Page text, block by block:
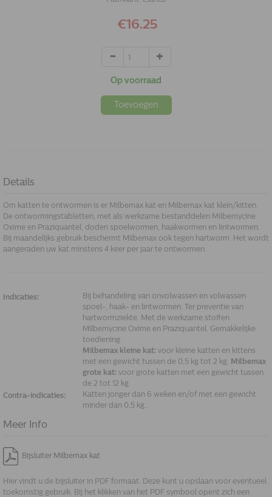
€16.25
Op voorraad
Toevoegen
Details
Om katten te ontwormen is er Milbemax kat en Milbemax kat klein/kitten.
De ontwormingstabletten, met als werkzame bestanddelen Milbemycine
Oxime en Praziquantel, doden spoelwormen, haakwormen en lintwormen.
Bij maandelijks gebruik beschermt Milbemax ook tegen hartworm. Het wordt
aangeraden uw kat minstens 4 keer per jaar te ontwormen.
Indicaties:
Bij behandeling van onvolwassen en volwassen
spoel-, haak- en lintwormen. Ter preventie van
hartwormziekte. Met de werkzame stoffen
Milbemycine Oxime en Praziquantel. Gemakkelijke
toediening.
Milbemax kleine kat: voor kleine katten en kittens
met een gewicht tussen de 0,5 kg tot 2 kg. Milbemax
grote kat: voor grote katten met een gewicht tussen
de 2 tot 12 kg.
Contra-indicaties:
Katten jonger dan 6 weken en/of met een gewicht
minder dan 0,5 kg..
Meer Info
Bijsluiter Milbemax kat
Hier vindt u de bijsluiter in PDF formaat. Deze kunt u opslaan voor eventueel
toekomstig gebruik. Bij het klikken van het PDF symbool opent zich een